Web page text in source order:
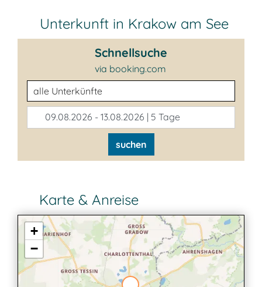
Unterkunft in Krakow am See
Schnellsuche
via booking.com
Unterkunftsart
09.08.2026 - 13.08.2026 | 5 Tage
suchen
Karte & Anreise
+
−